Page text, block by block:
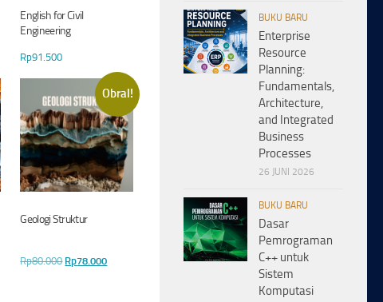
English for Civil
Engineering
Rp91.500
Obral!
Geologi Struktur
Rp80.000 Harga
Rp78.000Harga
BUKU BARU
Enterprise
Resource
Planning:
Fundamentals,
Architecture,
and Integrated
Business
Processes
26 JUNI 2026
BUKU BARU
Dasar
Pemrograman
C++ untuk
Sistem
Komputasi